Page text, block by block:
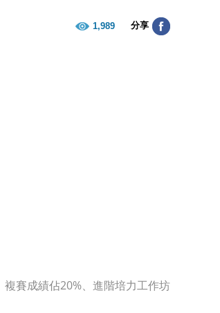
1,989 分享
賽成績佔20%、進階培力工作坊